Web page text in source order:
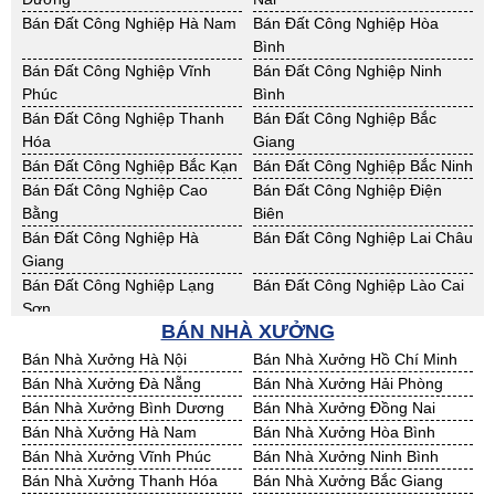
Cho Thuê Nhà Xưởng Yên Bái
Cho Thuê Nhà Xưởng Thừa T.
Huế
Cho Thuê Nhà Xưởng Khánh
Hoà
Cho Thuê Nhà Xưởng Lâm
Đồng
Cho Thuê Nhà Xưởng Bình
Định
Cho Thuê Nhà Xưởng Bình
Thuận
Cho Thuê Nhà Xưởng Đăk
Nông
Cho Thuê Nhà Xưởng ĐắkLắk
Cho Thuê Nhà Xưởng Gia Lai
Cho Thuê Nhà Xưởng Hà Tĩnh
Cho Thuê Nhà Xưởng Kon
Tum
Cho Thuê Nhà Xưởng Nghệ An
Cho Thuê Nhà Xưởng Ninh
Thuận
Cho Thuê Nhà Xưởng Phú Yên
Cho Thuê Nhà Xưởng Quảng
Bình
Cho Thuê Nhà Xưởng Quảng
Nam
Cho Thuê Nhà Xưởng Quảng
Ngãi
Cho Thuê Nhà Xưởng Bà Rịa -
VT
Cho Thuê Nhà Xưởng Cần
Thơ
Cho Thuê Nhà Xưởng An
Giang
Cho Thuê Nhà Xưởng Bạc Liêu
Cho Thuê Nhà Xưởng Bến Tre
Bán Đất Công Nghiệp Hà Nam
Bán Đất Công Nghiệp Hòa
Bình
Bán Đất Công Nghiệp Vĩnh
Phúc
Bán Đất Công Nghiệp Ninh
Bình
Bán Đất Công Nghiệp Thanh
Hóa
Bán Đất Công Nghiệp Bắc
Giang
Bán Đất Công Nghiệp Bắc Kạn
Bán Đất Công Nghiệp Bắc Ninh
Bán Đất Công Nghiệp Cao
Bằng
Bán Đất Công Nghiệp Điện
Biên
Bán Đất Công Nghiệp Hà
Giang
Bán Đất Công Nghiệp Lai Châu
Bán Đất Công Nghiệp Lạng
Sơn
Bán Đất Công Nghiệp Lào Cai
Bán Đất Công Nghiệp Nam
Định
Bán Đất Công Nghiệp Phú Thọ
Bán Đất Công Nghiệp Sơn La
Bán Đất Công Nghiệp Thái
Bình
Bán Đất Công Nghiệp Thái
Nguyên
Bán Đất Công Nghiệp Tuyên
Quang
Bán Đất Công Nghiệp Yên Bái
Bán Đất Công Nghiệp Thừa T.
BÁN NHÀ XƯỞNG
Bán Nhà Xưởng Hà Nội
Bán Nhà Xưởng Hồ Chí Minh
Bán Nhà Xưởng Đà Nẵng
Bán Nhà Xưởng Hải Phòng
Bán Nhà Xưởng Bình Dương
Bán Nhà Xưởng Đồng Nai
Bán Nhà Xưởng Hà Nam
Bán Nhà Xưởng Hòa Bình
Bán Nhà Xưởng Vĩnh Phúc
Bán Nhà Xưởng Ninh Bình
Bán Nhà Xưởng Thanh Hóa
Bán Nhà Xưởng Bắc Giang